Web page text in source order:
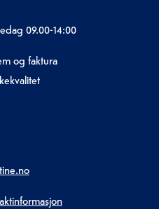
09.00-14:00
og faktura